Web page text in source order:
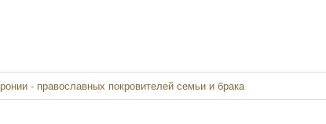
- православных покровителей семьи и брака